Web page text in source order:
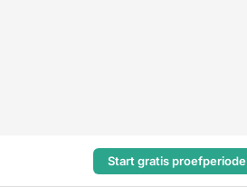
Start gratis proefperiode